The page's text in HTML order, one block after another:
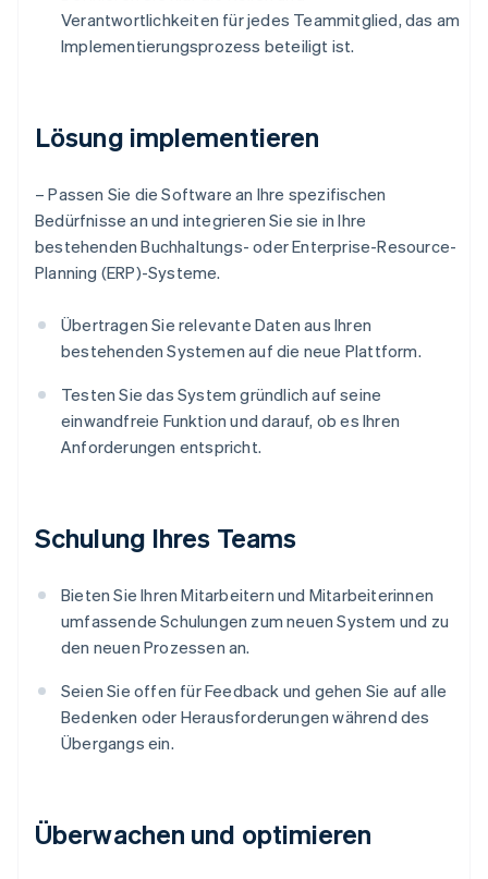
Verantwortlichkeiten für jedes Teammitglied, das am
Implementierungsprozess beteiligt ist.
Lösung implementieren
– Passen Sie die Software an Ihre spezifischen
Bedürfnisse an und integrieren Sie sie in Ihre
bestehenden Buchhaltungs- oder Enterprise-Resource-
Planning (ERP)-Systeme.
Übertragen Sie relevante Daten aus Ihren
bestehenden Systemen auf die neue Plattform.
Testen Sie das System gründlich auf seine
einwandfreie Funktion und darauf, ob es Ihren
Anforderungen entspricht.
Schulung Ihres Teams
Bieten Sie Ihren Mitarbeitern und Mitarbeiterinnen
umfassende Schulungen zum neuen System und zu
den neuen Prozessen an.
Seien Sie offen für Feedback und gehen Sie auf alle
Bedenken oder Herausforderungen während des
Übergangs ein.
Überwachen und optimieren